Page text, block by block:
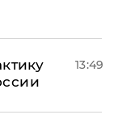
13:49